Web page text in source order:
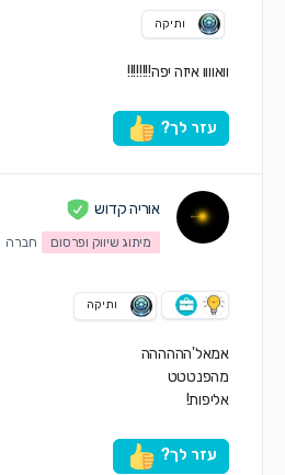
ותיקה
וואוווו איזה יפה!!!!!!!!
עזר לך?
אוריה קדוש
מיתוג שיווק ופרסום חברה
ותיקה
אמאל'הההההה
מהפנטטט
אליפות!
עזר לך?